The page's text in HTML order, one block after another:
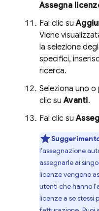
Assegna
Fai clic su
Viene
la selezione
specifici,
ricerca.
Seleziona uno
clic suAvanti.
Fai clic su
l'assegnazione
assegnarle ai
licenze vengono
utenti che hanno
licenze a se stessi